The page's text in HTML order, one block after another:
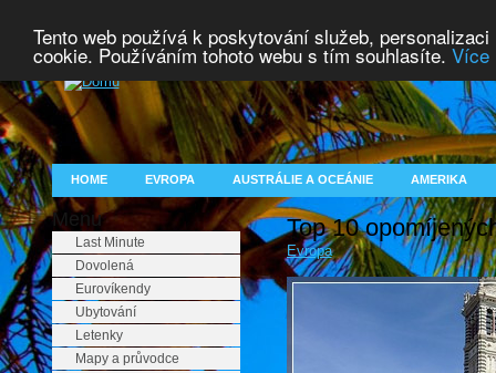
Tento web používá k poskytování služeb,
cookie. Používáním tohoto webu s tím souhlasíte. Více
HOME EVROPA AUSTRÁLIE A OCEÁNIE AMERIKA
Menu
Last Minute
Dovolená
Eurovíkendy
Ubytování
Letenky
Mapy a průvodce
Top 10
Evropa